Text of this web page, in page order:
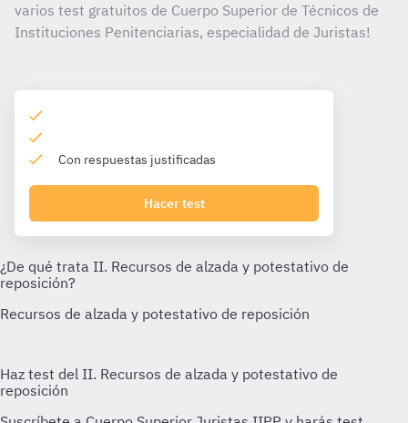
varios test gratuitos de Cuerpo Superior de Técnicos de
Instituciones Penitenciarias, especialidad de Juristas!
Con respuestas justificadas
Hacer test